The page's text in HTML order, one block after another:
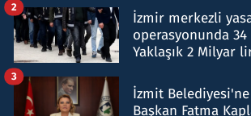
İzmir merkezli
operasyonunda 34
Yaklaşık 2 Milyar
2
İzmit
Başkan Fatma
3